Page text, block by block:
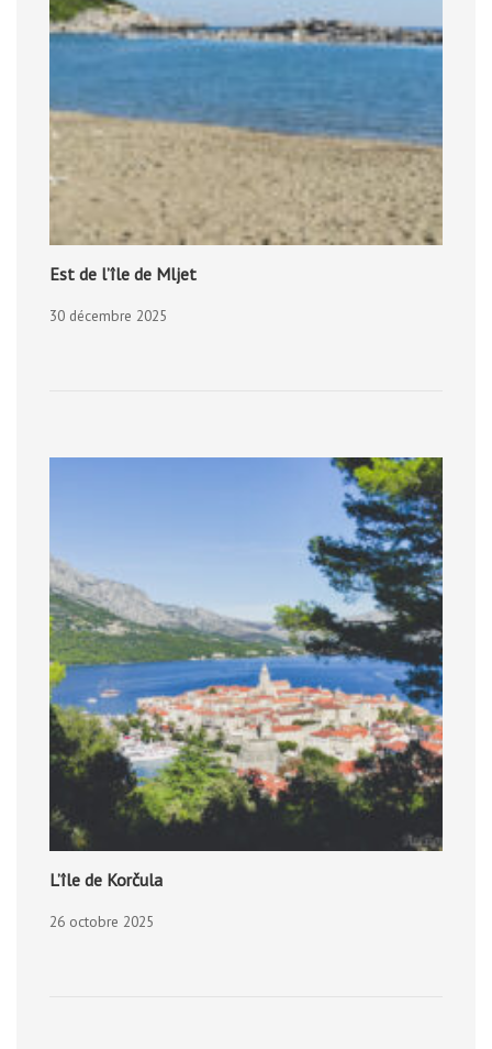
Est de l’île de Mljet
30 décembre 2025
L’île de Korčula
26 octobre 2025